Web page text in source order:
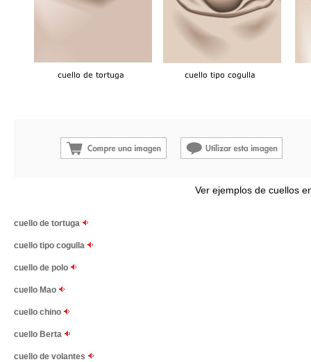
Ver ejemplos de cuellos
cuello de tortuga
cuello tipo cogulla
cuello de polo
cuello Mao
cuello chino
cuello Berta
cuello de volantes